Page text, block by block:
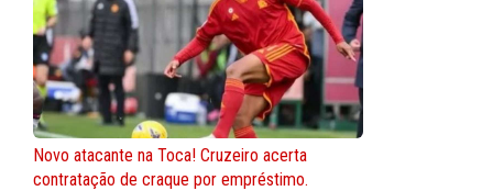
Novo atacante na Toca! Cruzeiro acerta
contratação de craque por empréstimo.